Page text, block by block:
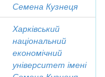
Семена Кузнеця
Харківський
національний
економічний
університет імені